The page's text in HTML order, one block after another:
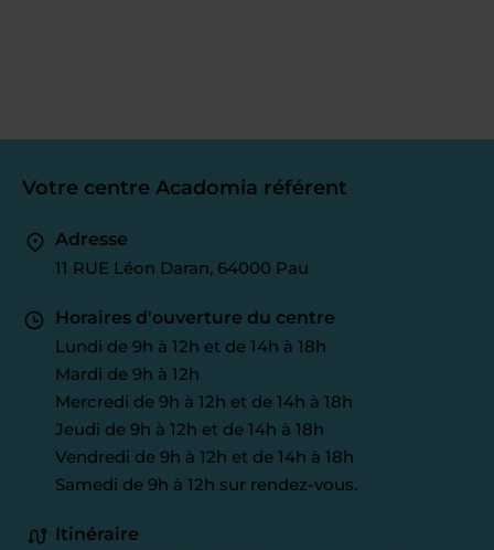
Votre centre Acadomia référent
Adresse
11 RUE Léon Daran, 64000 Pau
Horaires d'ouverture du centre
Lundi de 9h à 12h et de 14h à 18h
Mardi de 9h à 12h
Mercredi de 9h à 12h et de 14h à 18h
Jeudi de 9h à 12h et de 14h à 18h
Vendredi de 9h à 12h et de 14h à 18h
Samedi de 9h à 12h sur rendez-vous.
Itinéraire